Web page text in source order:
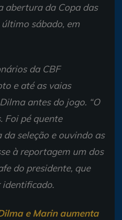
abertura da Copa das
sábado, em
da CBF
e até as vaias
antes do jogo. “O
Foi pé quente
seleção e ouvindo as
à reportagem um dos
do presidente, que
identificado.
e Marin aumenta